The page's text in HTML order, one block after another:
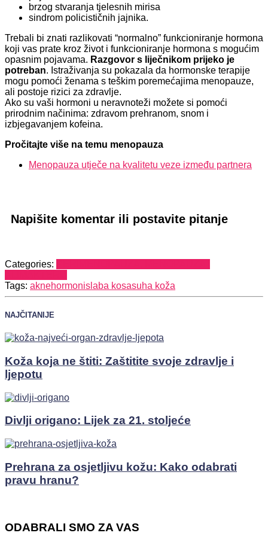
brzog stvaranja tjelesnih mirisa
sindrom policističnih jajnika.
Trebali bi znati razlikovati “normalno” funkcioniranje hormona
koji vas prate kroz život i funkcioniranje hormona s mogućim
opasnim pojavama. Razgovor s liječnikom prijeko je
potreban. Istraživanja su pokazala da hormonske terapije
mogu pomoći ženama s teškim poremećajima menopauze,
ali postoje rizici za zdravlje.
Ako su vaši hormoni u neravnoteži možete si pomoći
prirodnim načinima: zdravom prehranom, snom i
izbjegavanjem kofeina.
Pročitajte više na temu menopauza
Menopauza utječe na kvalitetu veze između partnera
Napišite komentar ili postavite pitanje
Categories:
Tags: aknehormonislaba kosasuha koža
NAJČITANIJE
Koža koja ne štiti: Zaštitite svoje zdravlje i
ljepotu
Divlji origano: Lijek za 21. stoljeće
Prehrana za osjetljivu kožu: Kako odabrati
pravu hranu?
ODABRALI SMO ZA VAS